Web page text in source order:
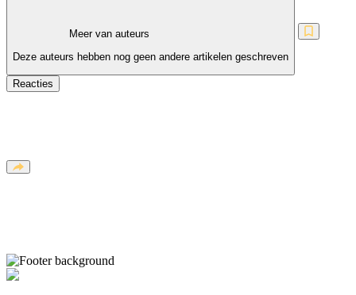
Meer van auteurs
Deze auteurs hebben nog geen andere artikelen geschreven
Reacties